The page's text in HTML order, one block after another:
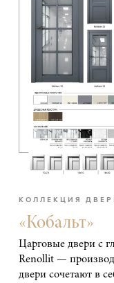
КОЛЛЕКЦИЯ
«Кобальт»
Царговые двери с
Renollit —
двери сочетают в